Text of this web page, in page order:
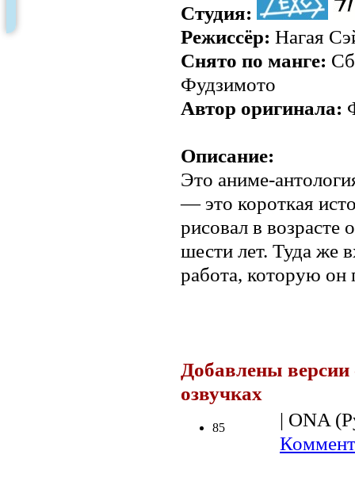
Студия:
Режиссёр: Нагая
Снято по манге:
Фудзимото
Автор оригинала:
Описание:
Это аниме-
— это короткая
рисовал в возрасте
шести лет. Туда же
работа, которую он
Добавлены версии
озвучках
85
| ONA